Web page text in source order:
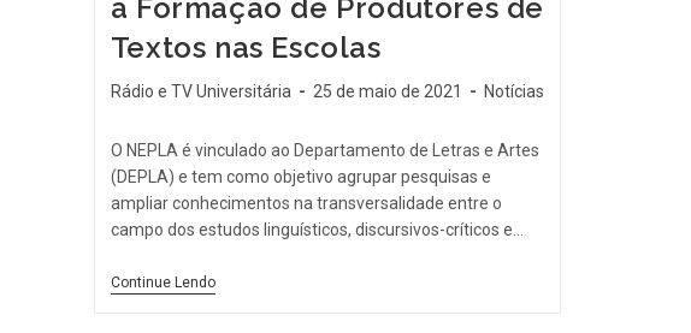
a Formação de Produtores de
Textos nas Escolas
Rádio e TV Universitária 25 de maio de 2021 Notícias
O NEPLA é vinculado ao Departamento de Letras e Artes
(DEPLA) e tem como objetivo agrupar pesquisas e
ampliar conhecimentos na transversalidade entre o
campo dos estudos linguísticos, discursivos-críticos e…
Continue Lendo